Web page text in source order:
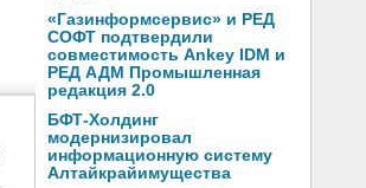
«Газинформсервис» и РЕД
СОФТ подтвердили
совместимость Ankey IDM и
РЕД АДМ Промышленная
редакция 2.0
БФТ-Холдинг
модернизировал
информационную систему
Алтайкрайимущества